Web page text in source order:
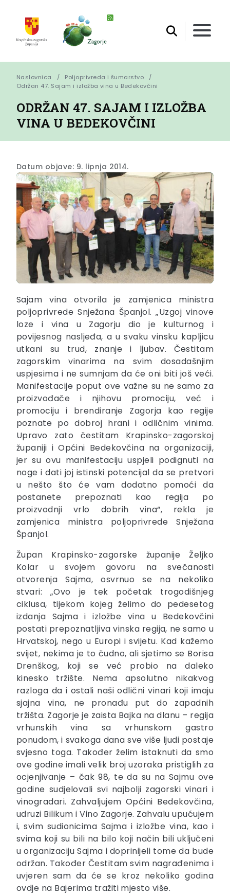
Naslovnica
Poljoprivreda i šumarstvo
Održan 47. Sajam i izložba vina u Bedekovčini
ODRŽAN 47. SAJAM I IZLOŽBA
VINA U BEDEKOVČINI
Datum objave: 9. lipnja 2014.
Sajam vina otvorila je zamjenica ministra
poljoprivrede Snježana Španjol. „Uzgoj vinove
loze i vina u Zagorju dio je kulturnog i
povijesnog nasljeđa, a u svaku vinsku kapljicu
utkani su trud, znanje i ljubav. Čestitam
zagorskim vinarima na svim dosadašnjim
uspjesima i ne sumnjam da će oni biti još veći.
Manifestacije poput ove važne su ne samo za
proizvođače i njihovu promociju, već i
promociju i brendiranje Zagorja kao regije
poznate po dobroj hrani i odličnim vinima.
Upravo zato čestitam Krapinsko-zagorskoj
županiji i Općini Bedekovčina na organizaciji,
jer su ovu manifestaciju uspjeli podignuti na
noge i dati joj istinski potencijal da se pretvori
u nešto što će vam dodatno pomoći da
postanete prepoznati kao regija po
proizvodnji vrlo dobrih vina“, rekla je
zamjenica ministra poljoprivrede Snježana
Španjol.
Župan Krapinsko-zagorske županije Željko
Kolar u svojem govoru na svečanosti
otvorenja Sajma, osvrnuo se na nekoliko
stvari: „Ovo je tek početak trogodišnjeg
ciklusa, tijekom kojeg želimo do pedesetog
izdanja Sajma i izložbe vina u Bedekovčini
postati prepoznatljiva vinska regija, ne samo u
Hrvatskoj, nego u Europi i svijetu. Kad kažemo
svijet, nekima je to čudno, ali sjetimo se Borisa
Drenškog, koji se već probio na daleko
kinesko tržište. Nema apsolutno nikakvog
razloga da i ostali naši odlični vinari koji imaju
sjajna vina, ne pronađu put do zapadnih
tržišta. Zagorje je zaista Bajka na dlanu – regija
vrhunskih vina sa vrhunskom gastro
ponudom, i svakoga dana sve više ljudi postaje
svjesno toga. Također želim istaknuti da smo
ove godine imali velik broj uzoraka pristiglih za
ocjenjivanje – čak 98, te da su na Sajmu ove
godine sudjelovali svi najbolji zagorski vinari i
vinogradari. Zahvaljujem Općini Bedekovčina,
udruzi Bilikum i Vino Zagorje. Zahvalu upućujem
i, svim sudionicima Sajma i izložbe vina, kao i
svima koji su bili na bilo koji način bili uključeni
u organizaciju Sajma i doprinijeli tome da bude
održan. Također Čestitam svim nagrađenima i
uvjeren sam da će se kroz nekoliko godina
ovdje na Bajerima tražiti mjesto više.